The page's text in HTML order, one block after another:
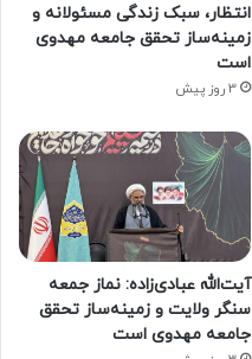
انتظار، سبک زندگی مسئولانه و
زمینه‌ساز تحقق جامعه مهدوی
است
3 روز پیش
آیت‌الله عبادی‌زاده: نماز جمعه
سنگر ولایت و زمینه‌ساز تحقق
جامعه مهدوی است